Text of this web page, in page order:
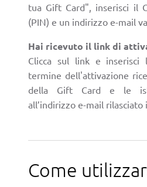
tua Gift Card", inserisci il
(PIN) e un indirizzo e-mail
Hai ricevuto il link di
Clicca sul link e inserisci
termine dell'attivazione
della Gift Card e le
all’indirizzo e-mail rilasciato
Come